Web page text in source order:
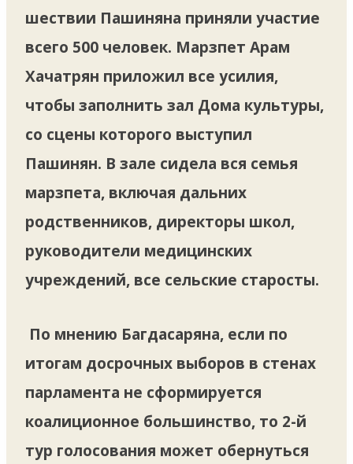
шествии Пашиняна приняли участие
всего 500 человек. Марзпет Арам
Хачатрян приложил все усилия,
чтобы заполнить зал Дома культуры,
со сцены которого выступил
Пашинян. В зале сидела вся семья
марзпета, включая дальних
родственников, директоры школ,
руководители медицинских
учреждений, все сельские старосты.
По мнению Багдасаряна, если по
итогам досрочных выборов в стенах
парламента не сформируется
коалиционное большинство, то 2-й
тур голосования может обернуться